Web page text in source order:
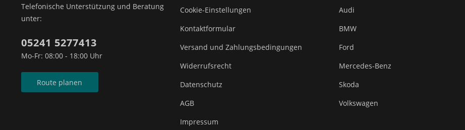
Telefonische Unterstützung und Beratung
unter:
05241 5277413
Mo-Fr: 08:00 - 18:00 Uhr
Route planen
Cookie-Einstellungen
Kontaktformular
Versand und Zahlungsbedingungen
Widerrufsrecht
Datenschutz
AGB
Impressum
Audi
BMW
Ford
Mercedes-Benz
Skoda
Volkswagen